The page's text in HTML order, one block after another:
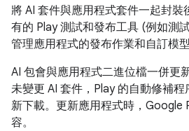
將 AI 套件與應用程式套件一起封裝
有的 Play 測試和發布工具 (例如測
管理應用程式的發布作業和自訂模型
AI 包會與應用程式二進位檔一併更
未變更 AI 套件，Play 的自動修補
新下載。更新應用程式時，Google
容。